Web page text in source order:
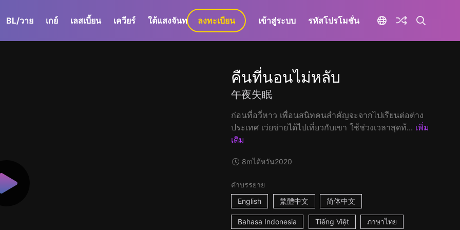
BL/วาย เกย์ เลสเบี้ยน เควียร์ ใต้แสงจันทร์ GaLa+
ลงทะเบียน เข้าสู่ระบบ รหัสโปรโมชั่น
คืนที่นอนไม่หลับ
午夜失眠
ก่อนที่อวี่หาว เพื่อนสนิทคนสำคัญจะจากไปเรียนต่อต่าง
ประเทศ เว่ยข่ายได้ไปเที่ยวกับเขา ใช้ช่วงเวลาสุดท้... เพิ่ม
เติม
8mไต้หวัน2020
คำบรรยาย
English
繁體中文 简体中文
Bahasa Indonesia Tiếng Việt ภาษาไทย